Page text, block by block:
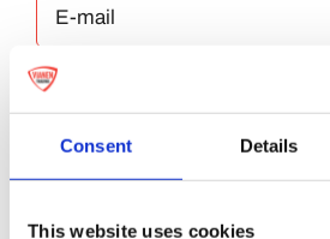
Consent Details
This website uses cookies
Bewaar mijn naam, e-